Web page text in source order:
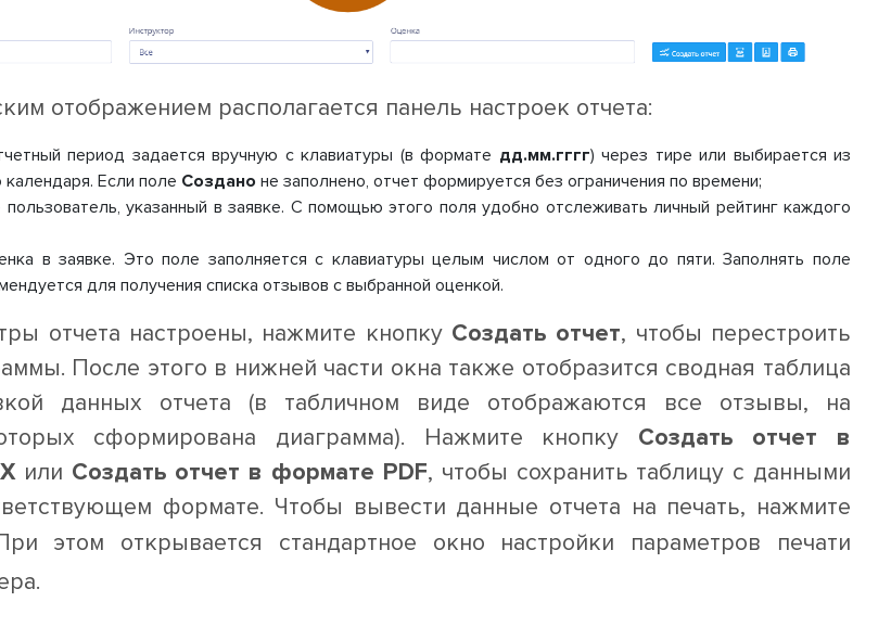
отображением располагается панель настроек отчета:
период задается вручную с клавиатуры (в формате дд.мм.гггг) через тире или выбирается из
Если поле Создано не заполнено, отчет формируется без ограничения по времени;
пользователь, указанный в заявке. С помощью этого поля удобно отслеживать личный рейтинг каждого
в заявке. Это поле заполняется с клавиатуры целым числом от одного до пяти. Заполнять поле
для получения списка отзывов с выбранной оценкой.
отчета настроены, нажмите кнопку Создать отчет, чтобы перестроить
После этого в нижней части окна также отобразится сводная таблица
данных отчета (в табличном виде отображаются все отзывы, на
сформирована диаграмма). Нажмите кнопку Создать отчет в
или Создать отчет в формате PDF, чтобы сохранить таблицу с данными
формате. Чтобы вывести данные отчета на печать, нажмите
этом открывается стандартное окно настройки параметров печати